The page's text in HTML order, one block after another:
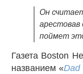
Он
арестовав
поймет
Газета Boston
названием «Dad